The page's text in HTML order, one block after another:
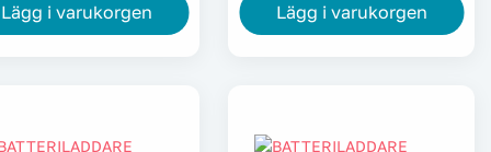
Lägg i varukorgen Lägg i varukorgen